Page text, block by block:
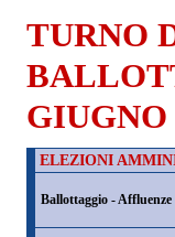
TURNO
GIUGNO
ELEZIONI
Ballottaggio - Affluenze